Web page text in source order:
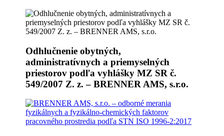
Odhlučnenie obytných,
administratívnych a priemyselných
priestorov podľa vyhlášky MZ SR č.
549/2007 Z. z. – BRENNER AMS, s.r.o.